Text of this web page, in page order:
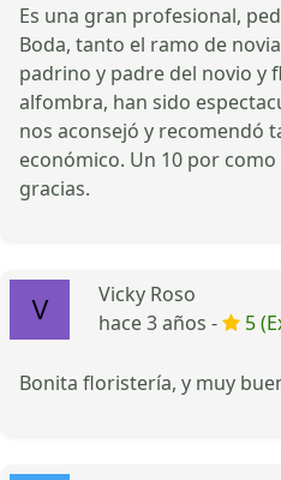
Es una gran profesional,
Boda, tanto el ramo de
padrino y padre del novio y
alfombra, han sido
nos aconsejó y recomendó
económico. Un 10 por
gracias.
Vicky Roso
hace 3 años -
5
Bonita floristería, y muy